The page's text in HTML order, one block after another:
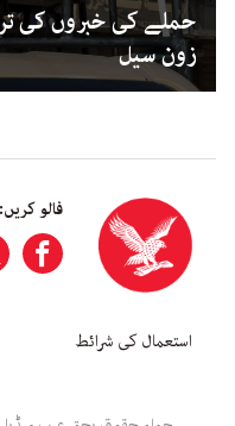
حملے کی خبروں کی
زون سیل
فالو کریں:
استعمال کی شرائط